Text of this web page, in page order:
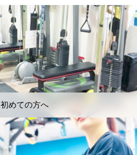
初めての方へ